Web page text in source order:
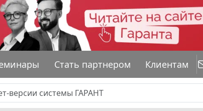
Стать партнером Клиентам